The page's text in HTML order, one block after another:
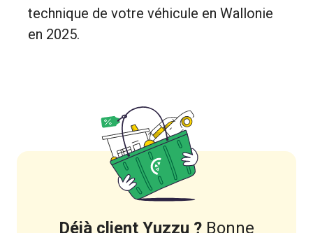
technique de votre véhicule en Wallonie
en 2025.
Déjà client Yuzzu ? Bonne